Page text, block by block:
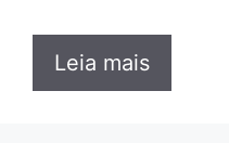
Leia mais